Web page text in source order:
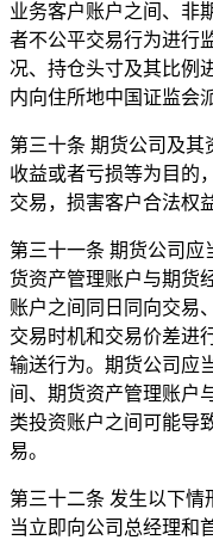
业务客户账户之间、非
者不公平交易行为进行
况、持仓头寸及其比例
内向住所地中国证监会
第三十条 期货公司及
收益或者亏损等为目的
交易，损害客户合法权
第三十一条 期货公司应
货资产管理账户与期货
账户之间同日同向交易
交易时机和交易价差进
输送行为。期货公司应
间、期货资产管理账户
类投资账户之间可能导
易。
第三十二条 发生以下情
当立即向公司总经理和